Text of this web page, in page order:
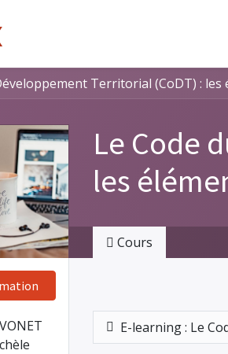
Territorial (CoDT) :
Le Code
les
Cours
E-learning : Le